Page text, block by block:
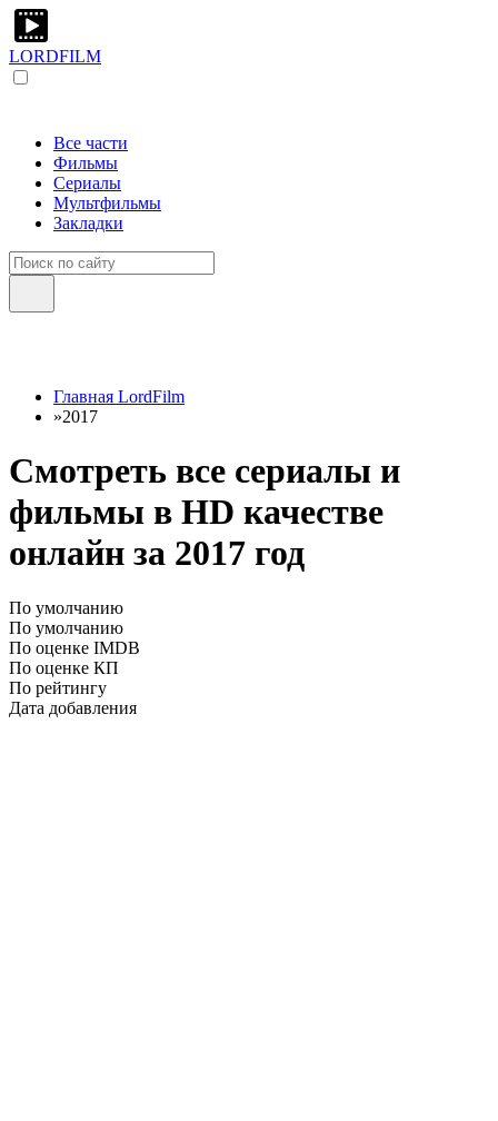
LORDFILM
Все части
Фильмы
Сериалы
Мультфильмы
Закладки
Главная LordFilm
»2017
Смотреть все сериалы и
фильмы в HD качестве
онлайн за 2017 год
По умолчанию
По умолчанию
По оценке IMDB
По оценке КП
По рейтингу
Дата добавления